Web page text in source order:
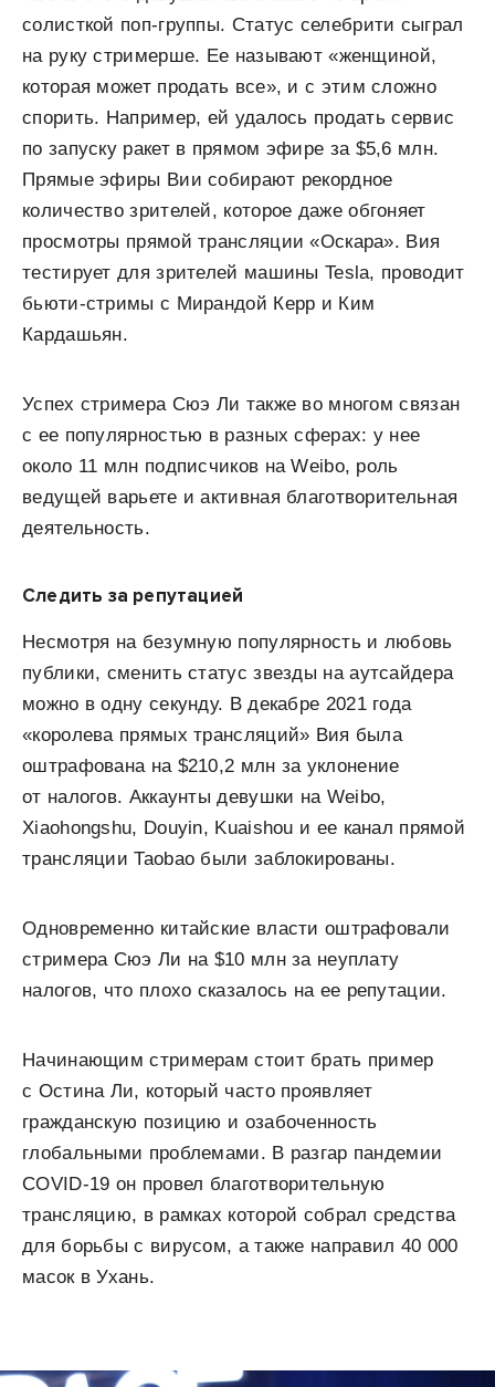
солисткой поп-группы. Статус селебрити сыграл
на руку стримерше. Ее называют «женщиной,
которая может продать все», и с этим сложно
спорить. Например, ей удалось продать сервис
по запуску ракет в прямом эфире за $5,6 млн.
Прямые эфиры Вии собирают рекордное
количество зрителей, которое даже обгоняет
просмотры прямой трансляции «Оскара». Вия
тестирует для зрителей машины Tesla, проводит
бьюти-стримы с Мирандой Керр и Ким
Кардашьян.
Успех стримера Сюэ Ли также во многом связан
с ее популярностью в разных сферах: у нее
около 11 млн подписчиков на Weibo, роль
ведущей варьете и активная благотворительная
деятельность.
Следить за репутацией
Несмотря на безумную популярность и любовь
публики, сменить статус звезды на аутсайдера
можно в одну секунду. В декабре 2021 года
«королева прямых трансляций» Вия была
оштрафована на $210,2 млн за уклонение
от налогов. Аккаунты девушки на Weibo,
Xiaohongshu, Douyin, Kuaishou и ее канал прямой
трансляции Taobao были заблокированы.
Одновременно китайские власти оштрафовали
стримера Сюэ Ли на $10 млн за неуплату
налогов, что плохо сказалось на ее репутации.
Начинающим стримерам стоит брать пример
с Остина Ли, который часто проявляет
гражданскую позицию и озабоченность
глобальными проблемами. В разгар пандемии
COVID-19 он провел благотворительную
трансляцию, в рамках которой собрал средства
для борьбы с вирусом, а также направил 40 000
масок в Ухань.